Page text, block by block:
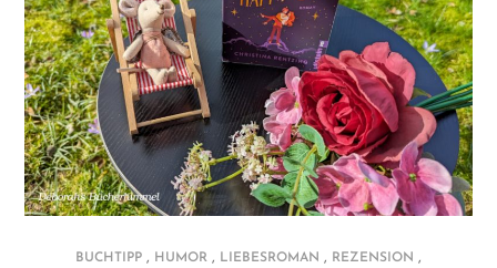
BUCHTIPP , HUMOR , LIEBESROMAN , REZENSION ,